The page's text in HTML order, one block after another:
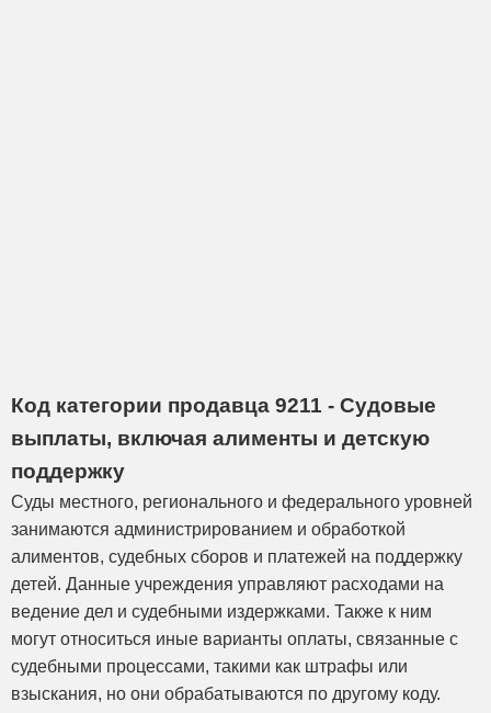
Код категории продавца 9211 - Судовые
выплаты, включая алименты и детскую
поддержку
Суды местного, регионального и федерального уровней
занимаются администрированием и обработкой
алиментов, судебных сборов и платежей на поддержку
детей. Данные учреждения управляют расходами на
ведение дел и судебными издержками. Также к ним
могут относиться иные варианты оплаты, связанные с
судебными процессами, такими как штрафы или
взыскания, но они обрабатываются по другому коду.